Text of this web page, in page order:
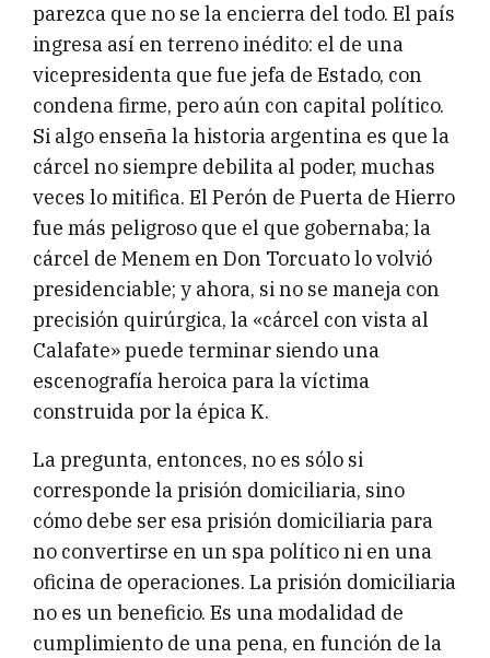
parezca que no se la encierra del todo. El país
ingresa así en terreno inédito: el de una
vicepresidenta que fue jefa de Estado, con
condena firme, pero aún con capital político.
Si algo enseña la historia argentina es que la
cárcel no siempre debilita al poder, muchas
veces lo mitifica. El Perón de Puerta de Hierro
fue más peligroso que el que gobernaba; la
cárcel de Menem en Don Torcuato lo volvió
presidenciable; y ahora, si no se maneja con
precisión quirúrgica, la «cárcel con vista al
Calafate» puede terminar siendo una
escenografía heroica para la víctima
construida por la épica K.
La pregunta, entonces, no es sólo si
corresponde la prisión domiciliaria, sino
cómo debe ser esa prisión domiciliaria para
no convertirse en un spa político ni en una
oficina de operaciones. La prisión domiciliaria
no es un beneficio. Es una modalidad de
cumplimiento de una pena, en función de la